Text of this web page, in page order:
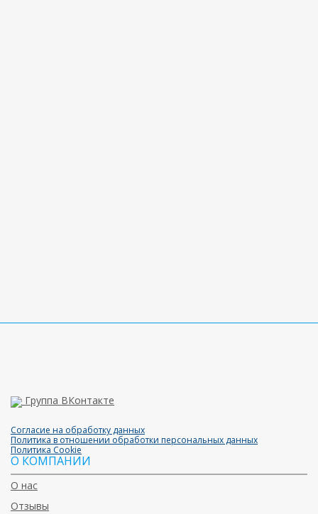
Группа ВКонтакте
Согласие на обработку данных
Политика в отношении обработки персональных данных
Политика Cookie
О КОМПАНИИ
О нас
Отзывы